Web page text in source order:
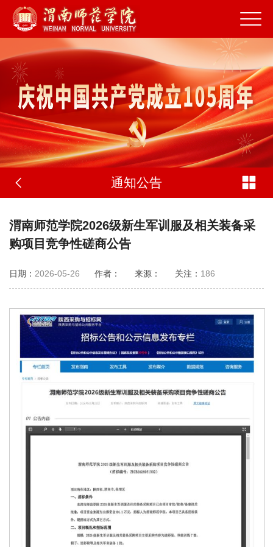
通知公告
渭南师范学院2026级新生军训服及相关装备采
购项目竞争性磋商公告
日期： 2026-05-26 作者： 来源： 关注： 186